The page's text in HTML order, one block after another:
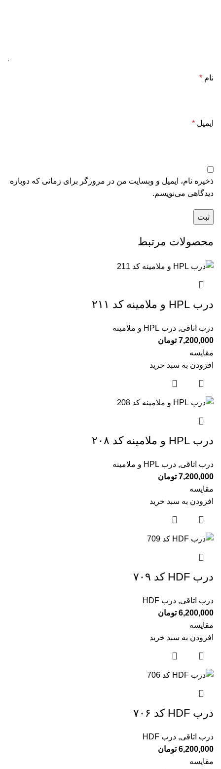
نام *
ایمیل *
ذخیره نام، ایمیل و وبسایت من در مرورگر برای زمانی که دوباره
دیدگاهی می‌نویسم.
محصولات مرتبط
درب HPL و ملامینه کد ۲۱۱
درب اتاقی, درب HPL و ملامینه
7,200,000 تومان
مقایسه
افزودن به سبد خرید
درب HPL و ملامینه کد ۲۰۸
درب اتاقی, درب HPL و ملامینه
7,200,000 تومان
مقایسه
افزودن به سبد خرید
درب HDF کد ۷۰۹
درب اتاقی, درب HDF
6,200,000 تومان
مقایسه
افزودن به سبد خرید
درب HDF کد ۷۰۶
درب اتاقی, درب HDF
6,200,000 تومان
مقایسه